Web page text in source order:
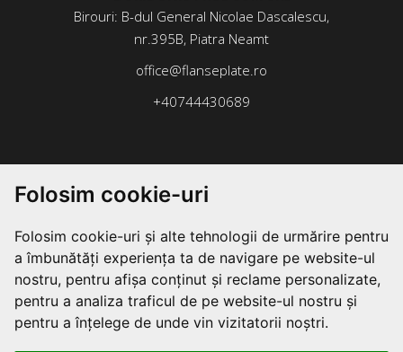
Folosim cookie-uri
Folosim cookie-uri și alte tehnologii de urmărire pentru
a îmbunătăți experiența ta de navigare pe website-ul
nostru, pentru afișa conținut și reclame personalizate,
pentru a analiza traficul de pe website-ul nostru și
pentru a înțelege de unde vin vizitatorii noștri.
Birouri: B-dul General Nicolae Dascalescu,
nr.395B, Piatra Neamt
office@flanseplate.ro
+40744430689